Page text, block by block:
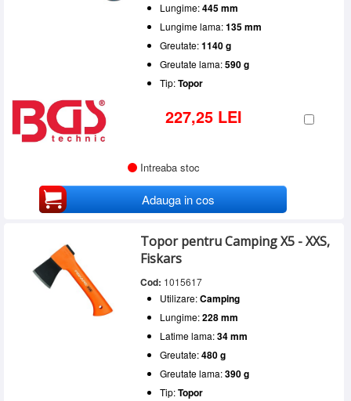
Lungime:445 mm
Lungime lama:135 mm
Greutate:1140 g
Greutate lama:590 g
Tip:Topor
227,25 LEI
Intreaba stoc
Adauga in cos
Topor pentru Camping X5 - XXS,
Fiskars
Cod: 1015617
Utilizare:Camping
Lungime:228 mm
Latime lama:34 mm
Greutate:480 g
Greutate lama:390 g
Tip:Topor